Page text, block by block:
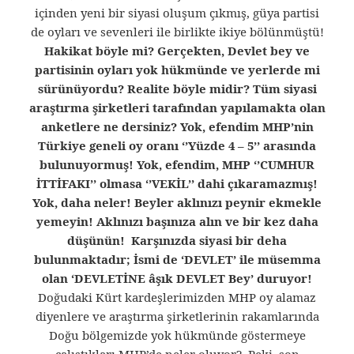
içinden yeni bir siyasi oluşum çıkmış, güya partisi
de oyları ve sevenleri ile birlikte ikiye bölünmüştü!
Hakikat böyle mi? Gerçekten, Devlet bey ve
partisinin oyları yok hükmünde ve yerlerde mi
sürünüyordu? Realite böyle midir? Tüm siyasi
araştırma şirketleri tarafından yapılamakta olan
anketlere ne dersiniz? Yok, efendim MHP’nin
Türkiye geneli oy oranı ‘’Yüzde 4 – 5’’ arasında
bulunuyormuş! Yok, efendim, MHP ‘’CUMHUR
İTTİFAKI’’ olmasa ‘’VEKİL’’ dahi çıkaramazmış!
Yok, daha neler! Beyler aklınızı peynir ekmekle
yemeyin! Aklınızı başınıza alın ve bir kez daha
düşünün! Karşınızda siyasi bir deha
bulunmaktadır; İsmi de ‘DEVLET’ ile müsemma
olan ‘DEVLETİNE âşık DEVLET Bey’ duruyor!
Doğudaki Kürt kardeşlerimizden MHP oy alamaz
diyenlere ve araştırma şirketlerinin rakamlarında
Doğu bölgemizde yok hükmünde göstermeye